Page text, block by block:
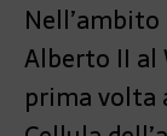
Alberto II al
prima volta